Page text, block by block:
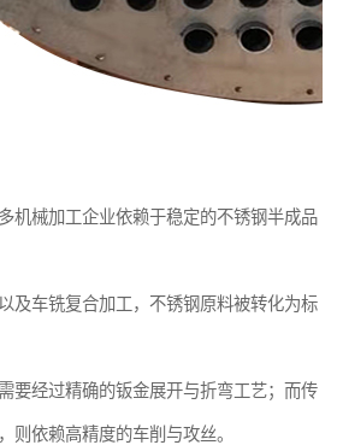
机械加工企业依赖于稳定的不锈钢半成品
及车铣复合加工，不锈钢原料被转化为标
要经过精确的钣金展开与折弯工艺；而传
则依赖高精度的车削与攻丝。